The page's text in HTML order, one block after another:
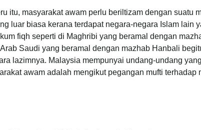
itu, masyarakat awam perlu beriltizam dengan suatu
luar biasa kerana terdapat negara-negara Islam lain
fiqh seperti di Maghribi yang beramal dengan
Arab Saudi yang beramal dengan mazhab Hanbali
lazimnya. Malaysia mempunyai undang-undang
awam adalah mengikut pegangan mufti terhadap